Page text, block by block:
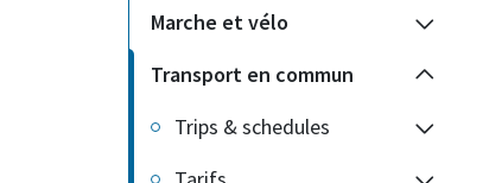
Marche et vélo
Transport en commun
Trips & schedules